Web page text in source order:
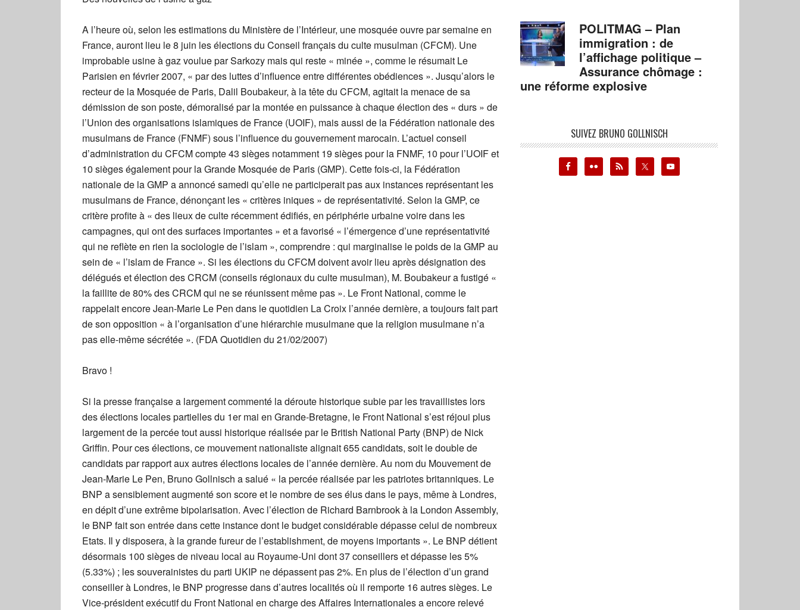
A l’heure où, selon les estimations du Ministère de l’Intérieur, une mosquée ouvre par semaine en
France, auront lieu le 8 juin les élections du Conseil français du culte musulman (CFCM). Une
improbable usine à gaz voulue par Sarkozy mais qui reste « minée », comme le résumait Le
Parisien en février 2007, « par des luttes d’influence entre différentes obédiences ». Jusqu’alors le
recteur de la Mosquée de Paris, Dalil Boubakeur, à la tête du CFCM, agitait la menace de sa
démission de son poste, démoralisé par la montée en puissance à chaque élection des « durs » de
l’Union des organisations islamiques de France (UOIF), mais aussi de la Fédération nationale des
musulmans de France (FNMF) sous l’influence du gouvernement marocain. L’actuel conseil
d’administration du CFCM compte 43 sièges notamment 19 sièges pour la FNMF, 10 pour l’UOIF et
10 sièges également pour la Grande Mosquée de Paris (GMP). Cette fois-ci, la Fédération
nationale de la GMP a annoncé samedi qu’elle ne participerait pas aux instances représentant les
musulmans de France, dénonçant les « critères iniques » de représentativité. Selon la GMP, ce
critère profite à « des lieux de culte récemment édifiés, en périphérie urbaine voire dans les
campagnes, qui ont des surfaces importantes » et a favorisé « l’émergence d’une représentativité
qui ne reflète en rien la sociologie de l’islam », comprendre : qui marginalise le poids de la GMP au
sein de « l’islam de France ». Si les élections du CFCM doivent avoir lieu après désignation des
délégués et élection des CRCM (conseils régionaux du culte musulman), M. Boubakeur a fustigé «
la faillite de 80% des CRCM qui ne se réunissent même pas ». Le Front National, comme le
rappelait encore Jean-Marie Le Pen dans le quotidien La Croix l’année dernière, a toujours fait part
de son opposition « à l’organisation d’une hiérarchie musulmane que la religion musulmane n’a
pas elle-même sécrétée ». (FDA Quotidien du 21/02/2007)
Bravo !
Si la presse française a largement commenté la déroute historique subie par les travaillistes lors
des élections locales partielles du 1er mai en Grande-Bretagne, le Front National s’est réjoui plus
largement de la percée tout aussi historique réalisée par le British National Party (BNP) de Nick
Griffin. Pour ces élections, ce mouvement nationaliste alignait 655 candidats, soit le double de
candidats par rapport aux autres élections locales de l’année dernière. Au nom du Mouvement de
Jean-Marie Le Pen, Bruno Gollnisch a salué « la percée réalisée par les patriotes britanniques. Le
BNP a sensiblement augmenté son score et le nombre de ses élus dans le pays, même à Londres,
en dépit d’une extrême bipolarisation. Avec l’élection de Richard Barnbrook à la London Assembly,
le BNP fait son entrée dans cette instance dont le budget considérable dépasse celui de nombreux
Etats. Il y disposera, à la grande fureur de l’establishment, de moyens importants ». Le BNP détient
désormais 100 sièges de niveau local au Royaume-Uni dont 37 conseillers et dépasse les 5%
(5.33%) ; les souverainistes du parti UKIP ne dépassent pas 2%. En plus de l’élection d’un grand
conseiller à Londres, le BNP progresse dans d’autres localités où il remporte 16 autres sièges. Le
Vice-président exécutif du Front National en charge des Affaires Internationales a encore relevé
POLITMAG – Plan
immigration : de
l’affichage politique –
Assurance chômage :
une réforme explosive
SUIVEZ BRUNO GOLLNISCH